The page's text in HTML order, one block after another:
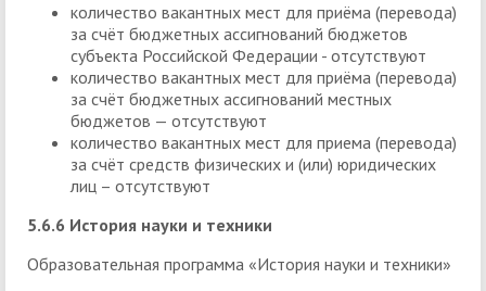
количество вакантных мест для приёма (перевода)
за счёт бюджетных ассигнований бюджетов
субъекта Российской Федерации - отсутствуют
количество вакантных мест для приёма (перевода)
за счёт бюджетных ассигнований местных
бюджетов — отсутствуют
количество вакантных мест для приема (перевода)
за счёт средств физических и (или) юридических
лиц – отсутствуют
5.6.6 История науки и техники
Образовательная программа «История науки и техники»